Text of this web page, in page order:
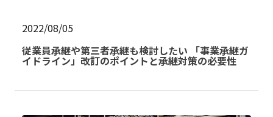
2022/08/05
従業員承継や第三者承継も検討したい 「事業承継ガ
イドライン」改訂のポイントと承継対策の必要性